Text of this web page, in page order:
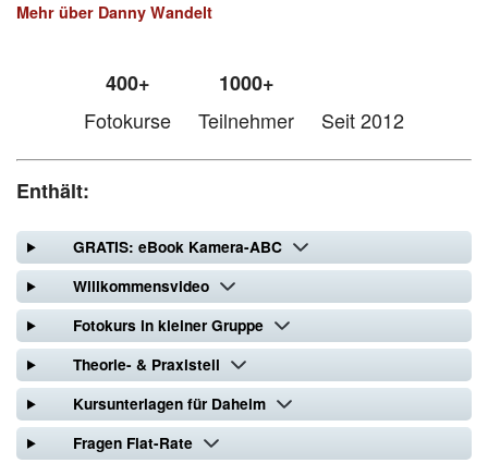
Mehr über Danny Wandelt
400+
Fotokurse
1000+
Teilnehmer
Seit 2012
Enthält:
GRATIS: eBook Kamera-ABC
Willkommensvideo
Fotokurs in kleiner Gruppe
Theorie- & Praxisteil
Kursunterlagen für Daheim
Fragen Flat-Rate